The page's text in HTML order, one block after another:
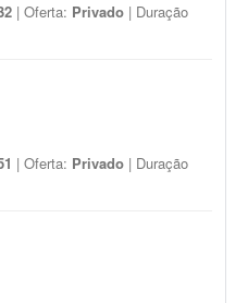
| Oferta: Privado | Duração
| Oferta: Privado | Duração